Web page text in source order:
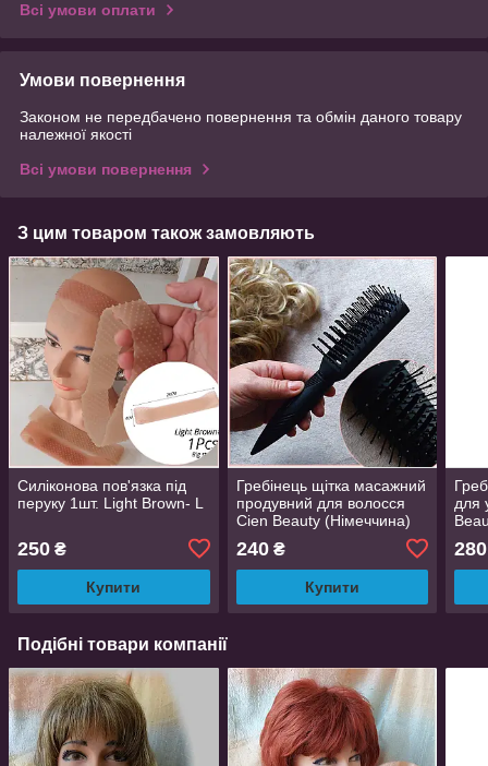
Всі умови оплати
Умови повернення
Законом не передбачено повернення та обмін даного товару
належної якості
Всі умови повернення
З цим товаром також замовляють
Силіконова пов'язка під
перуку 1шт. Light Brown- L
250 ₴
Купити
Гребінець щітка масажний
продувний для волосся
Cien Beauty (Німеччина)
240₴
Купити
для
280
Подібні товари компанії